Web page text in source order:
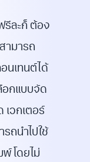
รีละก็ ต้อง
ามารถ
นเทนต์ได้
อกแบบจัด
เวกเตอร์
ถนำไปใช้
โดยไม่